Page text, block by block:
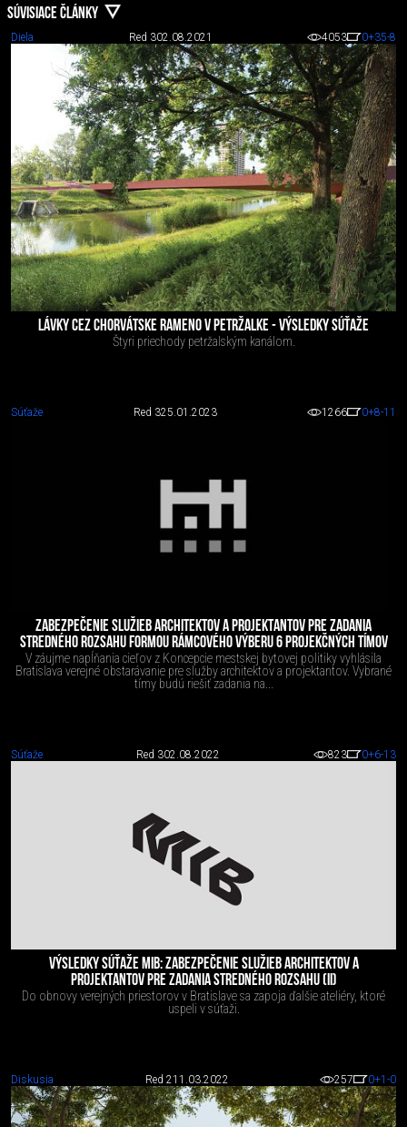
SÚVISIACE ČLÁNKY
Diela Red 302.08.2021 4053 0+35-8
LÁVKY CEZ CHORVÁTSKE RAMENO V PETRŽALKE - VÝSLEDKY SÚŤAŽE
Štyri priechody petržalským kanálom.
Súťaže Red 325.01.2023 1266 0+8-11
ZABEZPEČENIE SLUŽIEB ARCHITEKTOV A PROJEKTANTOV PRE ZADANIA
STREDNÉHO ROZSAHU FORMOU RÁMCOVÉHO VÝBERU 6 PROJEKČNÝCH TÍMOV
V záujme napĺňania cieľov z Koncepcie mestskej bytovej politiky vyhlásila
Bratislava verejné obstarávanie pre služby architektov a projektantov. Vybrané
tímy budú riešiť zadania na...
Súťaže Red 302.08.2022 823 0+6-13
VÝSLEDKY SÚŤAŽE MIB: ZABEZPEČENIE SLUŽIEB ARCHITEKTOV A
PROJEKTANTOV PRE ZADANIA STREDNÉHO ROZSAHU (II)
Do obnovy verejných priestorov v Bratislave sa zapoja ďalšie ateliéry, ktoré
uspeli v súťaži.
Diskusia Red 211.03.2022 257 0+1 -0